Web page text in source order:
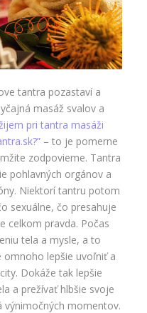
tantra pozastaví a
masáž svalov a
pri tantra masáži
– to je pomerne
zodpovieme. Tantra
pohlavných orgánov a
Niektorí tantru potom
sexuálne, čo presahuje
celkom pravda. Počas
tela a mysle, a to
omnoho lepšie uvoľniť a
Dokáže tak lepšie
a prežívať hlbšie svoje
výnimočných momentov.